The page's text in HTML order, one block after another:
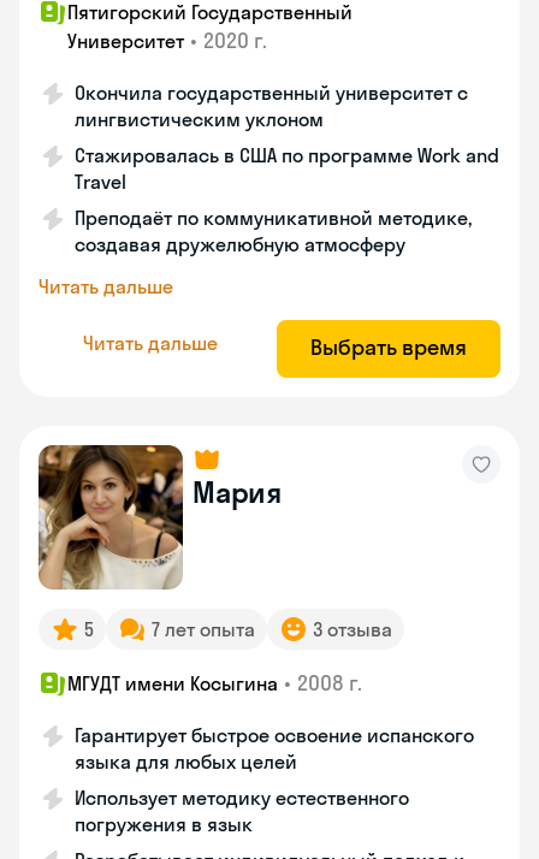
Пятигорский Государственный
Университет • 2020 г.
Окончила государственный университет с
лингвистическим уклоном
Стажировалась в США по программе Work and
Travel
Преподаёт по коммуникативной методике,
создавая дружелюбную атмосферу
Читать дальше
Читать дальше Выбрать время
Мария
5 7 лет опыта 3 отзыва
МГУДТ имени Косыгина • 2008 г.
Гарантирует быстрое освоение испанского
языка для любых целей
Использует методику естественного
погружения в язык